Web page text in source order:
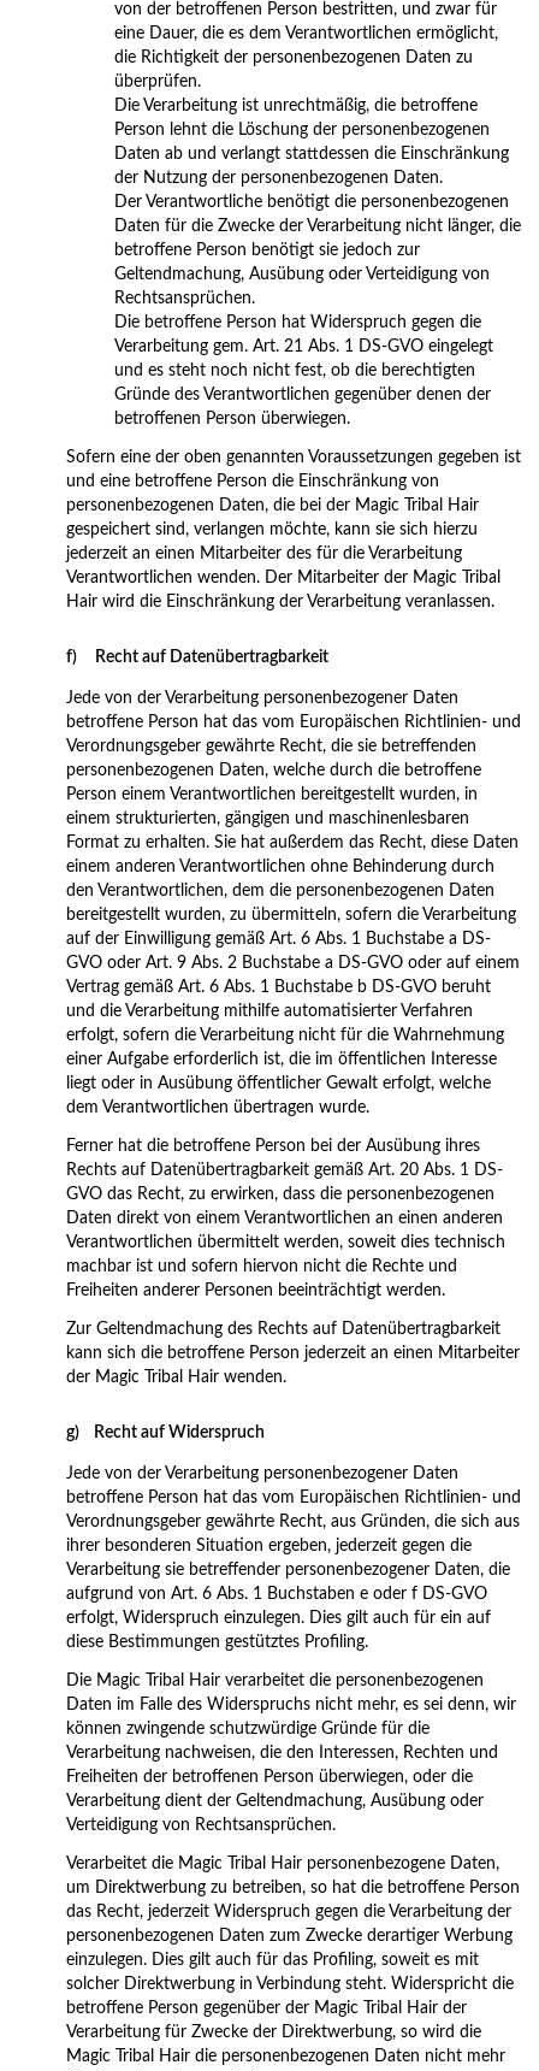
von der betroffenen Person bestritten, und zwar für
eine Dauer, die es dem Verantwortlichen ermöglicht,
die Richtigkeit der personenbezogenen Daten zu
überprüfen.
Die Verarbeitung ist unrechtmäßig, die betroffene
Person lehnt die Löschung der personenbezogenen
Daten ab und verlangt stattdessen die Einschränkung
der Nutzung der personenbezogenen Daten.
Der Verantwortliche benötigt die personenbezogenen
Daten für die Zwecke der Verarbeitung nicht länger, die
betroffene Person benötigt sie jedoch zur
Geltendmachung, Ausübung oder Verteidigung von
Rechtsansprüchen.
Die betroffene Person hat Widerspruch gegen die
Verarbeitung gem. Art. 21 Abs. 1 DS-GVO eingelegt
und es steht noch nicht fest, ob die berechtigten
Gründe des Verantwortlichen gegenüber denen der
betroffenen Person überwiegen.
Sofern eine der oben genannten Voraussetzungen gegeben ist
und eine betroffene Person die Einschränkung von
personenbezogenen Daten, die bei der Magic Tribal Hair
gespeichert sind, verlangen möchte, kann sie sich hierzu
jederzeit an einen Mitarbeiter des für die Verarbeitung
Verantwortlichen wenden. Der Mitarbeiter der Magic Tribal
Hair wird die Einschränkung der Verarbeitung veranlassen.
f) Recht auf Datenübertragbarkeit
Jede von der Verarbeitung personenbezogener Daten
betroffene Person hat das vom Europäischen Richtlinien- und
Verordnungsgeber gewährte Recht, die sie betreffenden
personenbezogenen Daten, welche durch die betroffene
Person einem Verantwortlichen bereitgestellt wurden, in
einem strukturierten, gängigen und maschinenlesbaren
Format zu erhalten. Sie hat außerdem das Recht, diese Daten
einem anderen Verantwortlichen ohne Behinderung durch
den Verantwortlichen, dem die personenbezogenen Daten
bereitgestellt wurden, zu übermitteln, sofern die Verarbeitung
auf der Einwilligung gemäß Art. 6 Abs. 1 Buchstabe a DS-
GVO oder Art. 9 Abs. 2 Buchstabe a DS-GVO oder auf einem
Vertrag gemäß Art. 6 Abs. 1 Buchstabe b DS-GVO beruht
und die Verarbeitung mithilfe automatisierter Verfahren
erfolgt, sofern die Verarbeitung nicht für die Wahrnehmung
einer Aufgabe erforderlich ist, die im öffentlichen Interesse
liegt oder in Ausübung öffentlicher Gewalt erfolgt, welche
dem Verantwortlichen übertragen wurde.
Ferner hat die betroffene Person bei der Ausübung ihres
Rechts auf Datenübertragbarkeit gemäß Art. 20 Abs. 1 DS-
GVO das Recht, zu erwirken, dass die personenbezogenen
Daten direkt von einem Verantwortlichen an einen anderen
Verantwortlichen übermittelt werden, soweit dies technisch
machbar ist und sofern hiervon nicht die Rechte und
Freiheiten anderer Personen beeinträchtigt werden.
Zur Geltendmachung des Rechts auf Datenübertragbarkeit
kann sich die betroffene Person jederzeit an einen Mitarbeiter
der Magic Tribal Hair wenden.
g) Recht auf Widerspruch
Jede von der Verarbeitung personenbezogener Daten
betroffene Person hat das vom Europäischen Richtlinien- und
Verordnungsgeber gewährte Recht, aus Gründen, die sich aus
ihrer besonderen Situation ergeben, jederzeit gegen die
Verarbeitung sie betreffender personenbezogener Daten, die
aufgrund von Art. 6 Abs. 1 Buchstaben e oder f DS-GVO
erfolgt, Widerspruch einzulegen. Dies gilt auch für ein auf
diese Bestimmungen gestütztes Profiling.
Die Magic Tribal Hair verarbeitet die personenbezogenen
Daten im Falle des Widerspruchs nicht mehr, es sei denn, wir
können zwingende schutzwürdige Gründe für die
Verarbeitung nachweisen, die den Interessen, Rechten und
Freiheiten der betroffenen Person überwiegen, oder die
Verarbeitung dient der Geltendmachung, Ausübung oder
Verteidigung von Rechtsansprüchen.
Verarbeitet die Magic Tribal Hair personenbezogene Daten,
um Direktwerbung zu betreiben, so hat die betroffene Person
das Recht, jederzeit Widerspruch gegen die Verarbeitung der
personenbezogenen Daten zum Zwecke derartiger Werbung
einzulegen. Dies gilt auch für das Profiling, soweit es mit
solcher Direktwerbung in Verbindung steht. Widerspricht die
betroffene Person gegenüber der Magic Tribal Hair der
Verarbeitung für Zwecke der Direktwerbung, so wird die
Magic Tribal Hair die personenbezogenen Daten nicht mehr